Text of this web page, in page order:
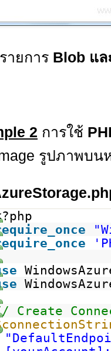
ายการ Blob แล
2 การใช้
รูปภาพบน
Create